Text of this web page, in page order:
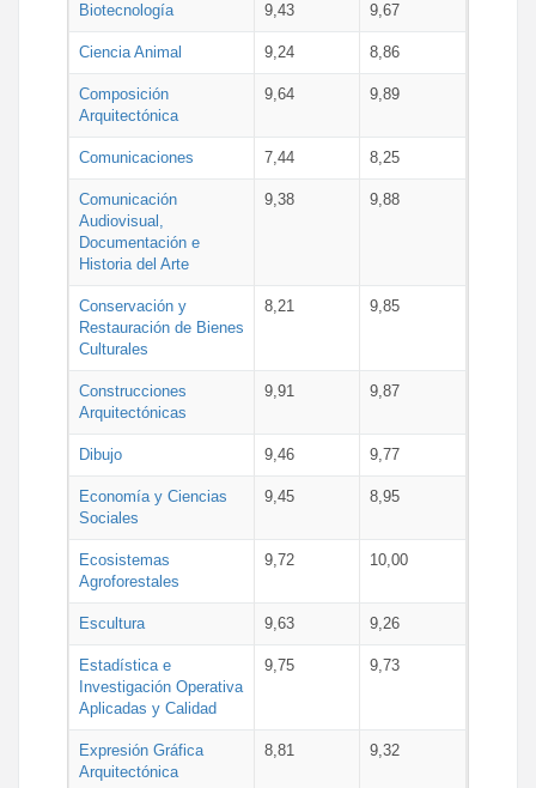
Biotecnología 9,43 9,67
Ciencia Animal 9,24 8,86
Composición
Arquitectónica
9,64 9,89
Comunicaciones 7,44 8,25
Comunicación
Audiovisual,
Documentación e
Historia del Arte
9,38 9,88
Conservación y
Restauración de Bienes
Culturales
8,21 9,85
Construcciones
Arquitectónicas
9,91 9,87
Dibujo 9,46 9,77
Economía y Ciencias
Sociales
9,45 8,95
Ecosistemas
Agroforestales
9,72 10,00
Escultura 9,63 9,26
Estadística e
Investigación Operativa
Aplicadas y Calidad
9,75 9,73
Expresión Gráfica
Arquitectónica
8,81 9,32